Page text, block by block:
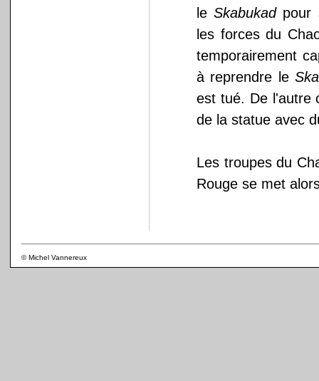
leSkabukadpour
les forces du
temporairement
à reprendre le
est tué. De l'autre
de la statue avec
Les troupes du
Rouge se met
© Michel Vannereux